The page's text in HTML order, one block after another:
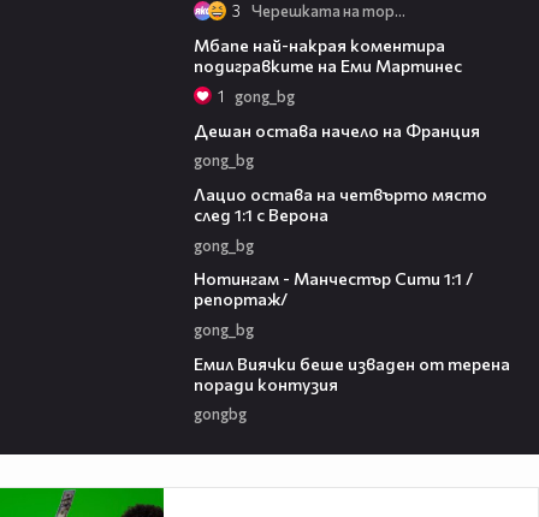
3 Черешката на тортата
Мбапе най-накрая коментира
подигравките на Еми Мартинес
1 gong_bg
Дешан остава начело на Франция
gong_bg
Лацио остава на четвърто място
след 1:1 с Верона
gong_bg
Нотингам - Манчестър Сити 1:1 /
репортаж/
gong_bg
Емил Виячки беше изваден от терена
поради контузия
gongbg